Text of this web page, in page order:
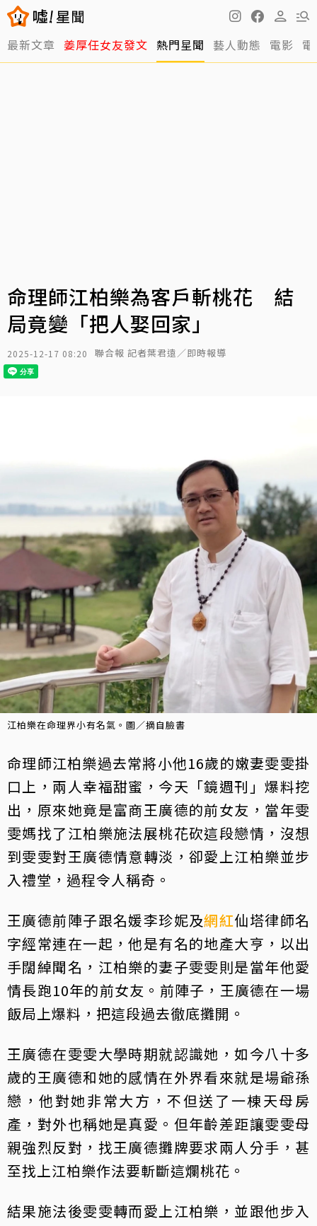
最新文章 姜厚任女友發文 熱門星聞 藝人動態 電影
命理師江柏樂為客戶斬桃花 結
局竟變「把人娶回家」
2025-12-17 08:20 聯合報 記者葉君遠／即時報導
江柏樂在命理界小有名氣。圖／摘自臉書
命理師江柏樂過去常將小他16歲的嫩妻雯雯掛
口上，兩人幸福甜蜜，今天「鏡週刊」爆料挖
出，原來她竟是富商王廣德的前女友，當年雯
雯媽找了江柏樂施法展桃花砍這段戀情，沒想
到雯雯對王廣德情意轉淡，卻愛上江柏樂並步
入禮堂，過程令人稱奇。
王廣德前陣子跟名媛李珍妮及網紅仙塔律師名
字經常連在一起，他是有名的地產大亨，以出
手闊綽聞名，江柏樂的妻子雯雯則是當年他愛
情長跑10年的前女友。前陣子，王廣德在一場
飯局上爆料，把這段過去徹底攤開。
王廣德在雯雯大學時期就認識她，如今八十多
歲的王廣德和她的感情在外界看來就是場爺孫
戀，他對她非常大方，不但送了一棟天母房
產，對外也稱她是真愛。但年齡差距讓雯雯母
親強烈反對，找王廣德攤牌要求兩人分手，甚
至找上江柏樂作法要斬斷這爛桃花。
結果施法後雯雯轉而愛上江柏樂，並跟他步入